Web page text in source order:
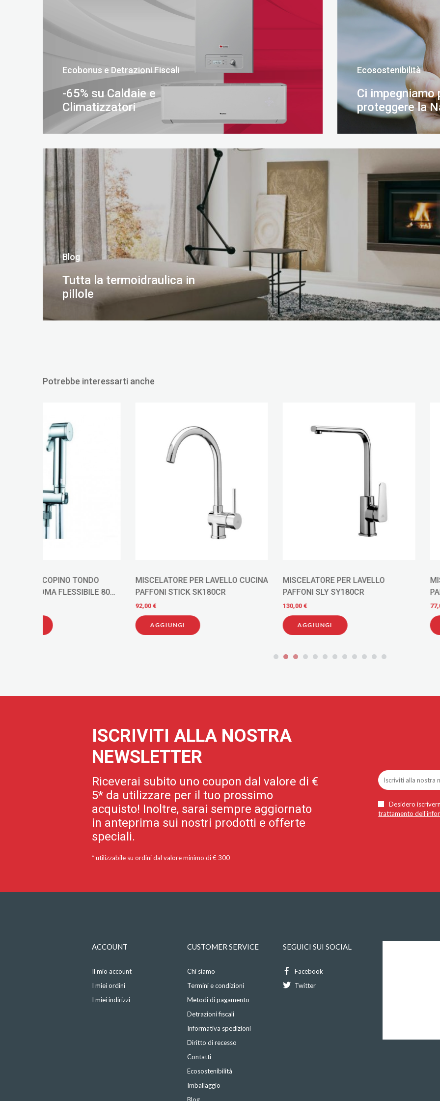
Ecobonus e Detrazioni Fiscali
-65% su Caldaie e
Climatizzatori
Ecosostenibilità
Ci impegniamo
proteggere la
Blog
Tutta la termoidraulica in
pillole
Potrebbe interessarti anche
MISCELATORE PER LAVELLO CUCINA
PAFFONI STICK SK180CR
MISCELATORE PER LAVELLO
PAFFONI SLY SY180CR
MISCELATORE PER LAVELLO
ISCRIVITI ALLA NOSTRA
NEWSLETTER
Riceverai subito uno coupon dal valore di €
5* da utilizzare per il tuo prossimo
acquisto! Inoltre, sarai sempre aggiornato
in anteprima sui nostri prodotti e offerte
speciali.
* utilizzabile su ordini dal valore minimo di € 300
Desidero
trattamento
ACCOUNT
Il mio account
I miei ordini
I miei indirizzi
CUSTOMER SERVICE
Chi siamo
Termini e condizioni
Metodi di pagamento
Detrazioni fiscali
Informativa spedizioni
Diritto di recesso
Contatti
Ecosostenibilità
Imballaggio
SEGUICI SUI SOCIAL
Facebook
Twitter